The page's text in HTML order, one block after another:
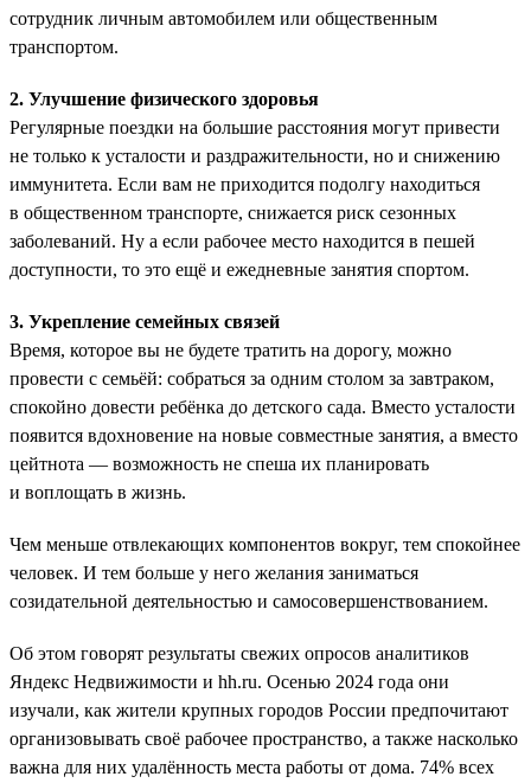
сотрудник личным автомобилем или общественным
транспортом.
2. Улучшение физического здоровья
Регулярные поездки на большие расстояния могут привести
не только к усталости и раздражительности, но и снижению
иммунитета. Если вам не приходится подолгу находиться
в общественном транспорте, снижается риск сезонных
заболеваний. Ну а если рабочее место находится в пешей
доступности, то это ещё и ежедневные занятия спортом.
3. Укрепление семейных связей
Время, которое вы не будете тратить на дорогу, можно
провести с семьёй: собраться за одним столом за завтраком,
спокойно довести ребёнка до детского сада. Вместо усталости
появится вдохновение на новые совместные занятия, а вместо
цейтнота — возможность не спеша их планировать
и воплощать в жизнь.
Чем меньше отвлекающих компонентов вокруг, тем спокойнее
человек. И тем больше у него желания заниматься
созидательной деятельностью и самосовершенствованием.
Об этом говорят результаты свежих опросов аналитиков
Яндекс Недвижимости и hh.ru. Осенью 2024 года они
изучали, как жители крупных городов России предпочитают
организовывать своё рабочее пространство, а также насколько
важна для них удалённость места работы от дома. 74% всех